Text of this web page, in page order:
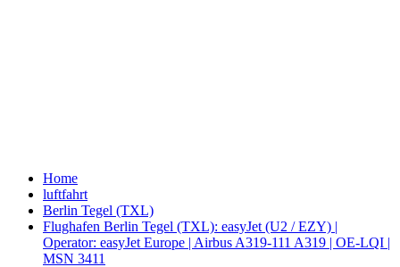
Home
luftfahrt
Berlin Tegel (TXL)
Flughafen Berlin Tegel (TXL): easyJet (U2 / EZY) |
Operator: easyJet Europe | Airbus A319-111 A319 | OE-LQI |
MSN 3411